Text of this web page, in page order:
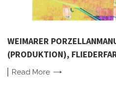
WEIMARER
(PRODUKTION),
Read More